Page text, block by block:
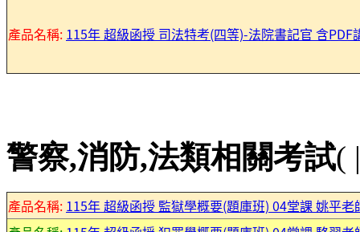
產品名稱: 115年 超級函授 司法特考(四等)-法院書記官 含
警察,消防,法類相關考試(
產品名稱: 115年 超級函授 監獄學概要(題庫班) 04堂課 姚平老